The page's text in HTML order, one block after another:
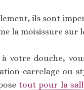
ils sont
la moisissure sur
votre douche,
carrelage ou
tout pour la